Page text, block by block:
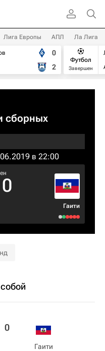
Лига Европы АПЛ Ла Лига
0
2
Футбол
Завершен
сборных
в 22:00
0
Гаити
0
Гаити